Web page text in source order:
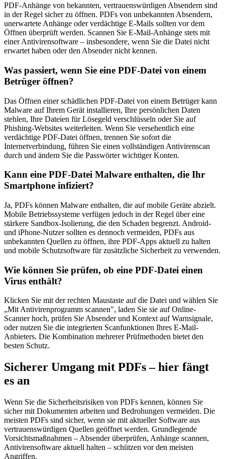
PDF-Anhänge von bekannten, vertrauenswürdigen Absendern sind
in der Regel sicher zu öffnen. PDFs von unbekannten Absendern,
unerwartete Anhänge oder verdächtige E-Mails sollten vor dem
Öffnen überprüft werden. Scannen Sie E-Mail-Anhänge stets mit
einer Antivirensoftware – insbesondere, wenn Sie die Datei nicht
erwartet haben oder den Absender nicht kennen.
Was passiert, wenn Sie eine PDF-Datei von einem
Betrüger öffnen?
Das Öffnen einer schädlichen PDF-Datei von einem Betrüger kann
Malware auf Ihrem Gerät installieren, Ihre persönlichen Daten
stehlen, Ihre Dateien für Lösegeld verschlüsseln oder Sie auf
Phishing-Websites weiterleiten. Wenn Sie versehentlich eine
verdächtige PDF-Datei öffnen, trennen Sie sofort die
Internetverbindung, führen Sie einen vollständigen Antivirenscan
durch und ändern Sie die Passwörter wichtiger Konten.
Kann eine PDF-Datei Malware enthalten, die Ihr
Smartphone infiziert?
Ja, PDFs können Malware enthalten, die auf mobile Geräte abzielt.
Mobile Betriebssysteme verfügen jedoch in der Regel über eine
stärkere Sandbox-Isolierung, die den Schaden begrenzt. Android-
und iPhone-Nutzer sollten es dennoch vermeiden, PDFs aus
unbekannten Quellen zu öffnen, ihre PDF-Apps aktuell zu halten
und mobile Schutzsoftware für zusätzliche Sicherheit zu verwenden.
Wie können Sie prüfen, ob eine PDF-Datei einen
Virus enthält?
Klicken Sie mit der rechten Maustaste auf die Datei und wählen Sie
„Mit Antivirenprogramm scannen", laden Sie sie auf Online-
Scanner hoch, prüfen Sie Absender und Kontext auf Warnsignale,
oder nutzen Sie die integrierten Scanfunktionen Ihres E-Mail-
Anbieters. Die Kombination mehrerer Prüfmethoden bietet den
besten Schutz.
Sicherer Umgang mit PDFs – hier fängt
es an
Wenn Sie die Sicherheitsrisiken von PDFs kennen, können Sie
sicher mit Dokumenten arbeiten und Bedrohungen vermeiden. Die
meisten PDFs sind sicher, wenn sie mit aktueller Software aus
vertrauenswürdigen Quellen geöffnet werden. Grundlegende
Vorsichtsmaßnahmen – Absender überprüfen, Anhänge scannen,
Antivirensoftware aktuell halten – schützen vor den meisten
Angriffen.